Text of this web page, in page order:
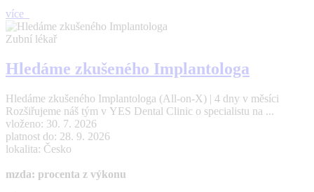
více
Zubní lékař
Hledáme zkušeného Implantologa
Hledáme zkušeného Implantologa (All-on-X) | 4 dny v měsíci
Rozšiřujeme náš tým v YES Dental Clinic o specialistu na ...
vloženo: 30. 7. 2026
platnost do: 28. 9. 2026
lokalita: Česko
mzda: procenta z výkonu